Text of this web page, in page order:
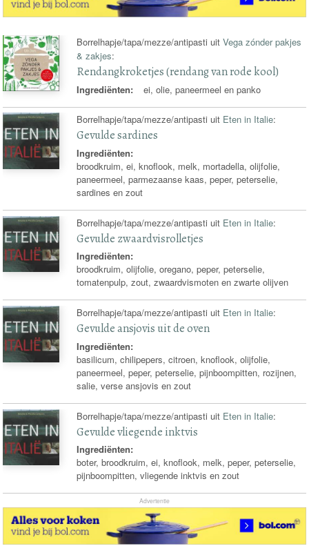
Borrelhapje/tapa/mezze/antipasti uitVega zónder pakjes
& zakjes:
Rendangkroketjes (rendang van rode kool)
Ingrediënten: ei, olie, paneermeel en panko
Borrelhapje/tapa/mezze/antipasti uit Eten in Italie:
Gevulde sardines
Ingrediënten:
broodkruim, ei, knoflook, melk, mortadella, olijfolie,
paneermeel, parmezaanse kaas, peper, peterselie,
sardines en zout
Borrelhapje/tapa/mezze/antipasti uit Eten in Italie:
Gevulde zwaardvisrolletjes
Ingrediënten:
broodkruim, olijfolie, oregano, peper, peterselie,
tomatenpulp, zout, zwaardvismoten en zwarte olijven
Borrelhapje/tapa/mezze/antipasti uit Eten in Italie:
Gevulde ansjovis uit de oven
Ingrediënten:
basilicum, chilipepers, citroen, knoflook, olijfolie,
paneermeel, peper, peterselie, pijnboompitten, rozijnen,
salie, verse ansjovis en zout
Borrelhapje/tapa/mezze/antipasti uit Eten in Italie:
Gevulde vliegende inktvis
Ingrediënten:
boter, broodkruim, ei, knoflook, melk, peper, peterselie,
pijnboompitten, vliegende inktvis en zout
Advertentie